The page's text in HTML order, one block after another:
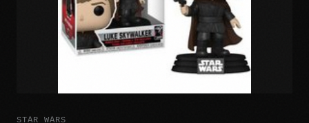
STAR WARS